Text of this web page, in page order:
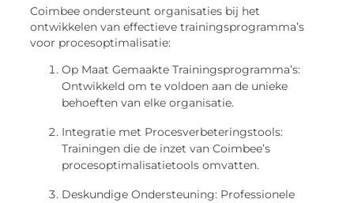
Coimbee ondersteunt organisaties bij het
ontwikkelen van effectieve trainingsprogramma’s
voor procesoptimalisatie:
Op Maat Gemaakte Trainingsprogramma’s:
Ontwikkeld om te voldoen aan de unieke
behoeften van elke organisatie.
Integratie met Procesverbeteringstools:
Trainingen die de inzet van Coimbee’s
procesoptimalisatietools omvatten.
Deskundige Ondersteuning: Professionele